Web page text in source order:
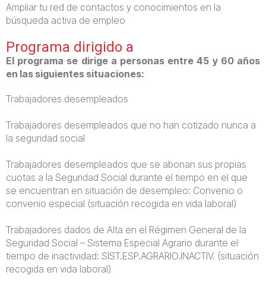
Ampliar tu red de contactos y conocimientos en la
búsqueda activa de empleo
Programa dirigido a
El programa se dirige a personas entre 45 y 60 años
en las siguientes situaciones:
Trabajadores desempleados
Trabajadores desempleados que no han cotizado nunca a
la seguridad social
Trabajadores desempleados que se abonan sus propias
cuotas a la Seguridad Social durante el tiempo en el que
se encuentran en situación de desempleo: Convenio o
convenio especial (situación recogida en vida laboral)
Trabajadores dados de Alta en el Régimen General de la
Seguridad Social – Sistema Especial Agrario durante el
tiempo de inactividad: SIST.ESP.AGRARIO.INACTIV. (situación
recogida en vida laboral)